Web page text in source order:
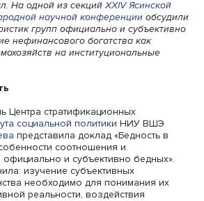
и по доходам
остроты. В число
например, входит неравенство по
к высшему образованию
На одной из секций
групп официально и
нефинансового богатства как
на институциональные